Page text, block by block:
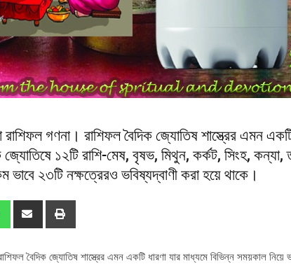
গণনা। রাশিফল বৈদিক জ্যোতিষ শাস্ত্রের এমন একটি
জ্যোতিষে ১২টি রাশি-মেষ, বৃষভ, মিথুন, কর্কট, সিংহ,
২৩টি নক্ষত্রেরও ভবিষ্যদ্বাণী করা হয়ে থাকে।
বৈদিক জ্যোতিষ শাস্ত্রের এমন একটি ধারণা যার মাধ্যমে বিভিন্ন সময়কাল নিয়ে